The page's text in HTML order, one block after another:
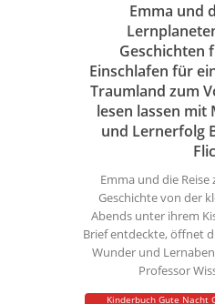
Emma und
Geschichten
Einschlafen für
Traumland zum
lesen lassen mit
und Lernerfolg
Emma und die
Geschichte von der
Abends unter ihrem
Brief entdeckte, öffnet
Wunder und
Professor
Kinderbuch Gute Nacht